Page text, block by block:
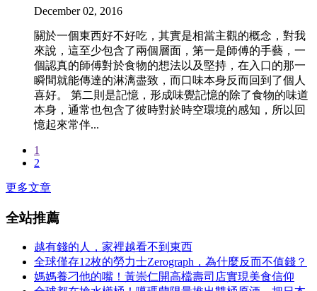
December 02, 2016
關於一個東西好不好吃，其實是相當主觀的概念，對我
來說，這至少包含了兩個層面，第一是師傅的手藝，一
個認真的師傅對於食物的想法以及堅持，在入口的那一
瞬間就能傳達的淋漓盡致，而口味本身反而回到了個人
喜好。 第二則是記憶，形成味覺記憶的除了食物的味道
本身，通常也包含了彼時對於時空環境的感知，所以回
憶起來常伴...
1
2
更多文章
全站推薦
越有錢的人，家裡越看不到東西
全球僅存12枚的勞力士Zerograph，為什麼反而不值錢？
媽媽養刁他的嘴！黃崇仁開高檔壽司店實現美食信仰